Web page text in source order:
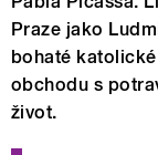
Praze jako
bohaté
obchodu s
život.